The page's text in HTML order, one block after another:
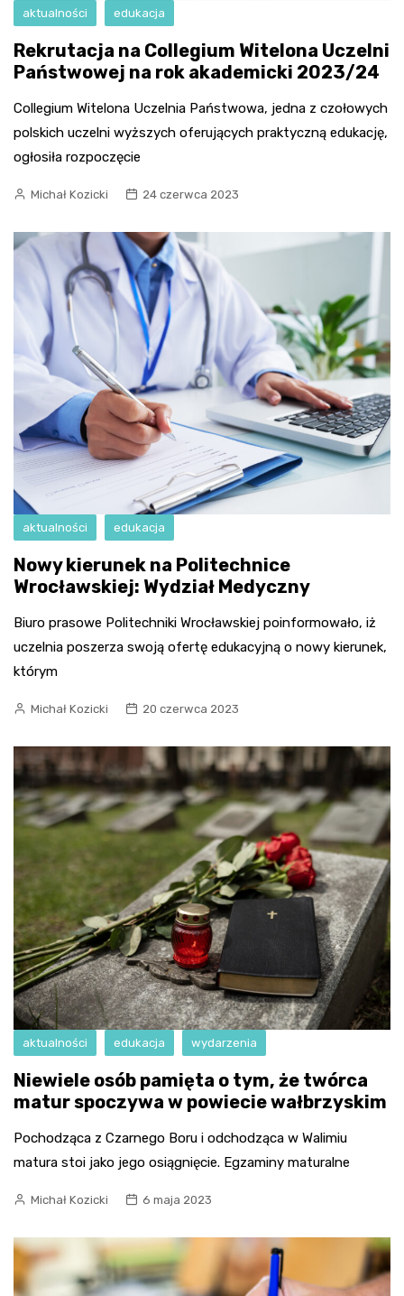
aktualności edukacja
Rekrutacja na Collegium Witelona Uczelni
Państwowej na rok akademicki 2023/24
Collegium Witelona Uczelnia Państwowa, jedna z czołowych
polskich uczelni wyższych oferujących praktyczną edukację,
ogłosiła rozpoczęcie
Michał Kozicki 24 czerwca 2023
aktualności edukacja
Nowy kierunek na Politechnice
Wrocławskiej: Wydział Medyczny
Biuro prasowe Politechniki Wrocławskiej poinformowało, iż
uczelnia poszerza swoją ofertę edukacyjną o nowy kierunek,
którym
Michał Kozicki 20 czerwca 2023
aktualności edukacja wydarzenia
Niewiele osób pamięta o tym, że twórca
matur spoczywa w powiecie wałbrzyskim
Pochodząca z Czarnego Boru i odchodząca w Walimiu
matura stoi jako jego osiągnięcie. Egzaminy maturalne
Michał Kozicki 6 maja 2023